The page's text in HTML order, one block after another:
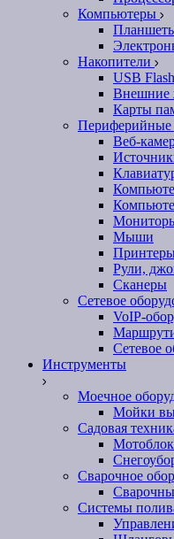
Компьютеры
Накопители
USB
Внешние
Карты
Периферийные
Веб-
Мыши
Рули,
Сканеры
Сетевое
VoIP-
Сетевое
Инструменты
Моечное
Мойки
Садовая
Сварочное
Системы